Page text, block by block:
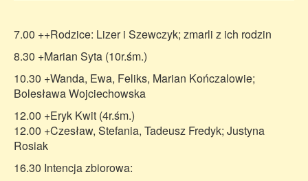
7.00 ++Rodzice: Lizer i Szewczyk; zmarli z ich rodzin
8.30 +Marian Syta (10r.śm.)
10.30 +Wanda, Ewa, Feliks, Marian Kończalowie;
Bolesława Wojciechowska
12.00 +Eryk Kwit (4r.śm.)
12.00 +Czesław, Stefania, Tadeusz Fredyk; Justyna
Rosiak
16.30 Intencja zbiorowa: